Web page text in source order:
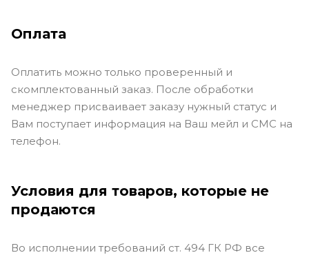
Оплата
Оплатить можно только проверенный и
скомплектованный заказ. После обработки
менеджер присваивает заказу нужный статус и
Вам поступает информация на Ваш мейл и СМС на
телефон.
Условия для товаров, которые не
продаются
Во исполнении требований ст. 494 ГК РФ все